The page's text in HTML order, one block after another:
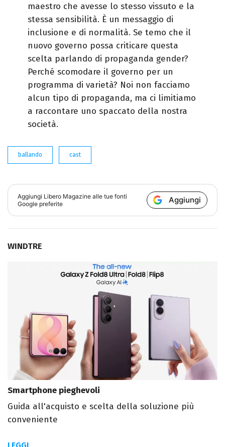
maestro che avesse lo stesso vissuto e la
stessa sensibilità. È un messaggio di
inclusione e di normalità. Se temo che il
nuovo governo possa criticare questa
scelta parlando di propaganda gender?
Perché scomodare il governo per un
programma di varietà? Noi non facciamo
alcun tipo di propaganda, ma ci limitiamo
a raccontare uno spaccato della nostra
società.
ballando cast
Aggiungi Libero Magazine alle tue fonti
Google preferite
Aggiungi
WINDTRE
Smartphone pieghevoli
Guida all'acquisto e scelta della soluzione più
conveniente